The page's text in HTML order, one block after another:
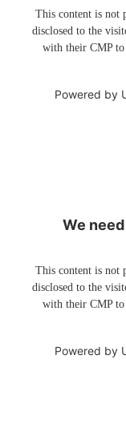
This content is not
disclosed to the
with their CMP to
Powered by
We
This content is not
disclosed to the
with their CMP to
Powered by